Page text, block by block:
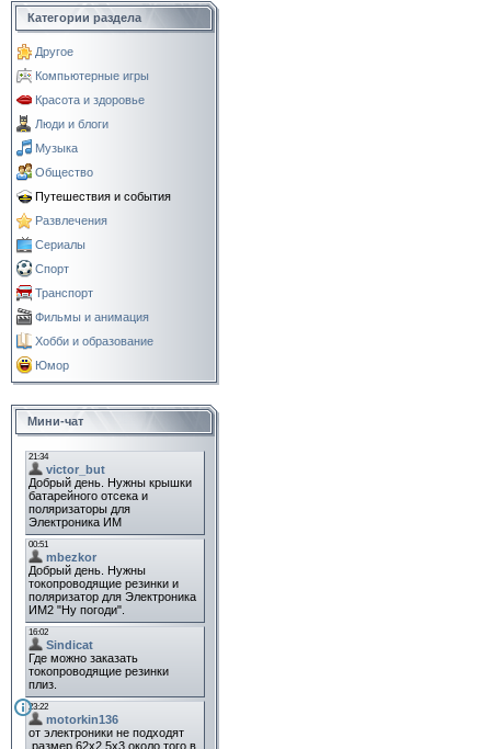
Категории раздела
Другое
Компьютерные игры
Красота и здоровье
Люди и блоги
Музыка
Общество
Путешествия и события
Развлечения
Сериалы
Спорт
Транспорт
Фильмы и анимация
Хобби и образование
Юмор
Мини-чат